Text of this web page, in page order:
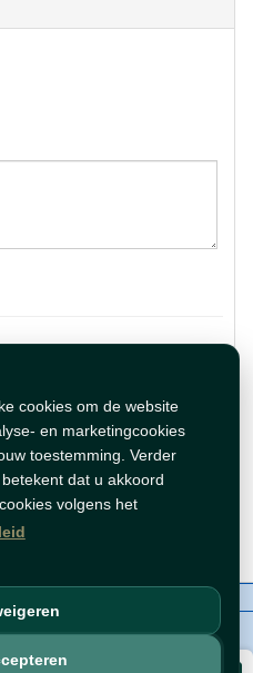
cookies om de website
en marketingcookies
toestemming. Verder
dat u akkoord
volgens het
PM
WhatsAppen
Tawfeer 2018-2026